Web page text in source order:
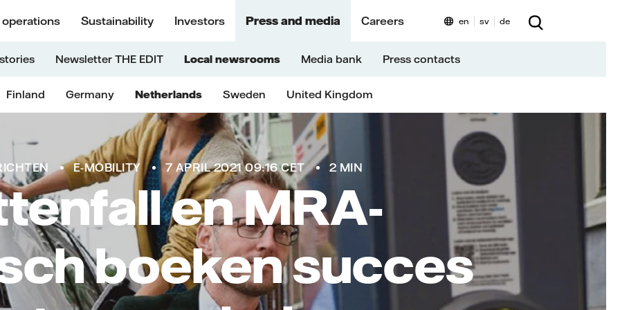
operations Sustainability Investors Press and media Careers
Newsletter THE EDIT Local newsrooms Media bank Press contacts
Finland Germany Netherlands Sweden United Kingdom
en sv de
E-MOBILITY 7 APRIL 2021 09:16 CET 2 MIN
en MRA-
boeken succes